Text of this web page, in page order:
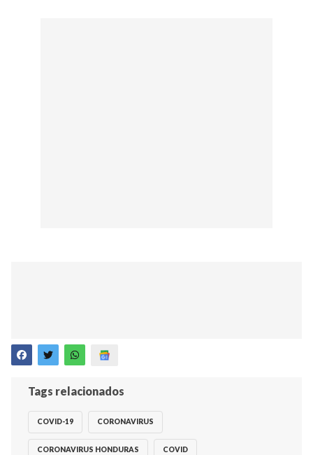
Tags relacionados
COVID-19 CORONAVIRUS
CORONAVIRUS HONDURAS COVID